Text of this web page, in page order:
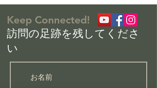
Keep Connected!
​訪問の足跡を残してくださ
い